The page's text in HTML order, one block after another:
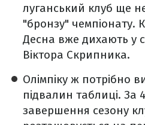
луганський клуб ще
"бронзу" чемпіонату.
Десна вже дихають у
Віктора Скрипника.
Олімпіку ж потрібно
підвалин таблиці. За
завершення сезону